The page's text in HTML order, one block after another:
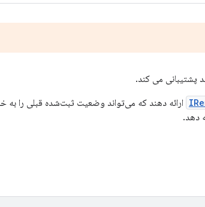
پشتیبانی می کند.
ارائه دهند که می‌تواند وضعیت ثبت‌شده قبلی را به
دهد.